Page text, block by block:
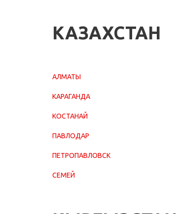
КАЗАХСТАН
АЛМАТЫ
КАРАГАНДА
КОСТАНАЙ
ПАВЛОДАР
ПЕТРОПАВЛОВСК
СЕМЕЙ